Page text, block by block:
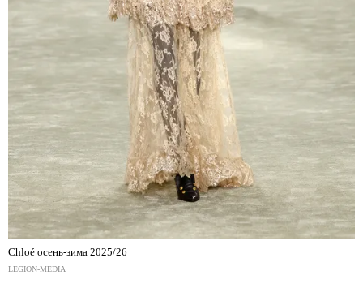
Chloé осень-зима 2025/26
LEGION-MEDIA